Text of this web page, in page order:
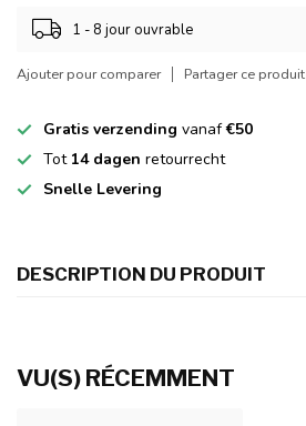
1 - 8 jour ouvrable
Ajouter pour comparer Partager ce produit
Gratis verzending vanaf€50
Tot 14 dagen retourrecht
Snelle Levering
DESCRIPTION DU PRODUIT
VU(S) RÉCEMMENT